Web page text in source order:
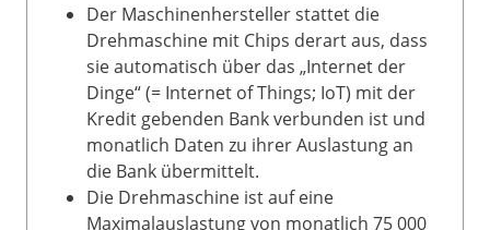
Der Maschinenhersteller stattet die
Drehmaschine mit Chips derart aus, dass
sie automatisch über das „Internet der
Dinge“ (= Internet of Things; IoT) mit der
Kredit gebenden Bank verbunden ist und
monatlich Daten zu ihrer Auslastung an
die Bank übermittelt.
Die Drehmaschine ist auf eine
Maximalauslastung von monatlich 75 000